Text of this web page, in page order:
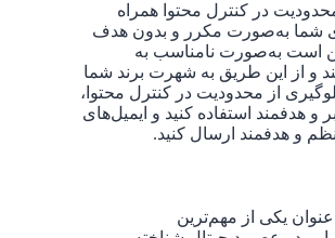
محدودیت در کنترل محتوا همراه
شما به‌صورت مکرر و بدون هدف
است به‌صورت نامناسب به
و از این طریق به شهرت برند شما
از محدودیت در کنترل محتوا،
و هدفمند استفاده کنید و ایمیل‌های
و هدفمند ارسال کنید.
عنوان یکی از مهم‌ترین